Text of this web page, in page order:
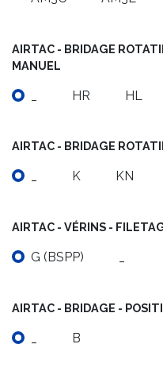
AIRTAC - BRIDAGE
MANUEL
HR HL
AIRTAC - BRIDAGE
K KN
AIRTAC - VÉRINS -
G (BSPP)
AIRTAC - BRIDAGE -
B